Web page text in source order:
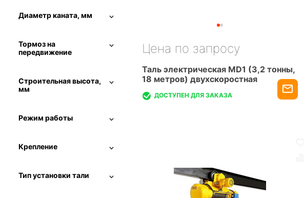
Диаметр каната, мм
Тормоз на
передвижение
Строительная высота,
мм
Режим работы
Крепление
Тип установки тали
Таль электрическая MD1 (3,2 тонны,
18 метров) двухскоростная
ДОСТУПЕН ДЛЯ ЗАКАЗА
Цена по запросу